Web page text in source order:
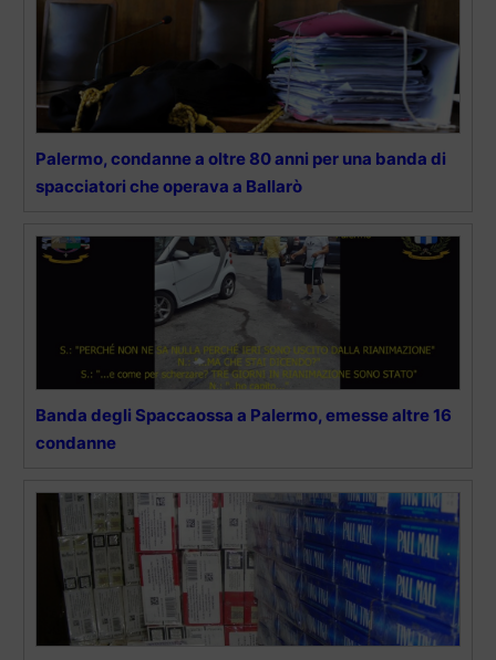
Palermo, condanne a oltre 80 anni per una banda di
spacciatori che operava a Ballarò
Banda degli Spaccaossa a Palermo, emesse altre 16
condanne